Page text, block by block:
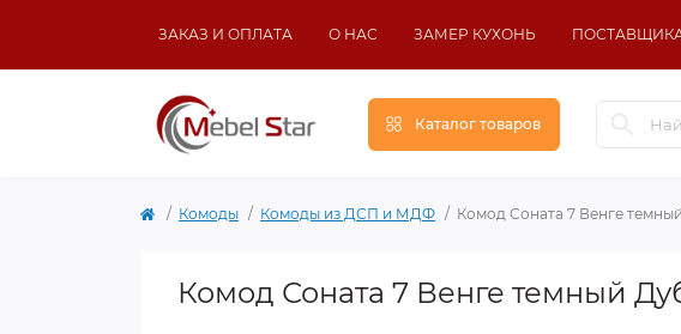
ЗАКАЗ И ОПЛАТА О НАС ЗАМЕР КУХОНЬ
Каталог товаров
Комоды Комоды из ДСП и МДФ Комод Соната 7 Венге
Комод Соната 7 Венге темный